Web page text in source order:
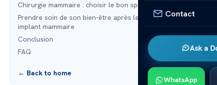
Contact
Ask a
WhatsApp
Chirurgie mammaire : choisir le bon spécialiste
Prendre soin de son bien-être après le retrait d’un
implant mammaire
Conclusion
FAQ
← Back to home